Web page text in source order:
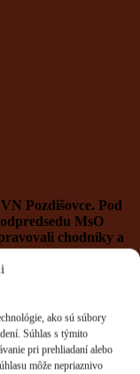
ako sú súbory
Súhlas s týmito
pri prehliadaní alebo
môže nepriaznivo
Pozdišovce. Pod
MsO
chodníky a
na brigáde .